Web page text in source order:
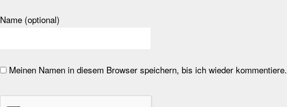
Name (optional)
Meinen Namen in diesem Browser speichern, bis ich wieder kommentiere.